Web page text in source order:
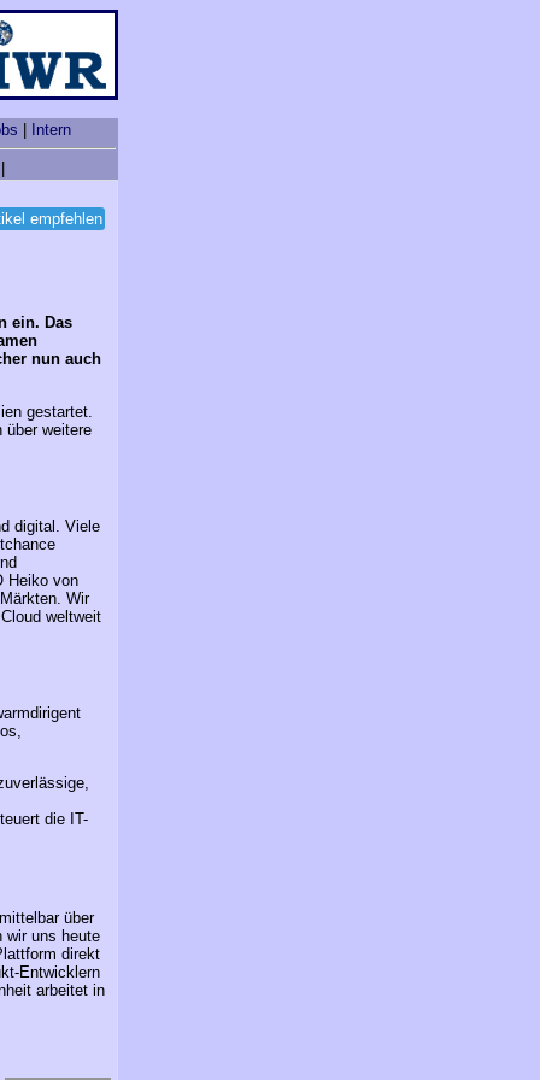
Intern
empfehlen
ein. Das
nun auch
gestartet.
über weitere
digital. Viele
Heiko von
Wir
weltweit
die IT-
über
wir uns heute
direkt
Entwicklern
arbeitet in